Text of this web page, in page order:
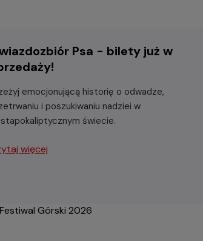
Psa - bilety już w
emocjonującą historię o odwadze,
i poszukiwaniu nadziei w
świecie.
więcej